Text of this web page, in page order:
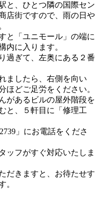
と、ひとつ隣の国際セン
店街ですので、雨の日や
と「ユニモール」の端に
内に入ります。
過ぎて、左奥にある２番
ましたら、右側を向い
ほどご足労をください。
があるビルの屋外階段を
と、５軒目に「修理工
」にお電話をくださ
ッフがすぐ対応いたしま
だきますと、お待たせす
。